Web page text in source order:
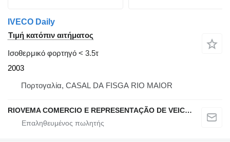
IVECO Daily
Τιμή κατόπιν αιτήματος
Ισοθερμικό φορτηγό < 3.5τ
2003
Πορτογαλία, CASAL DA FISGA RIO MAIOR
RIOVEMA COMERCIO E REPRESENTAÇÃO DE VEICULOS E MAQUINAS LDA